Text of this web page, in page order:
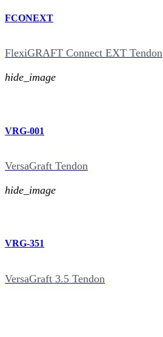
FCONEXT
FlexiGRAFT Connect EXT Tendon
hide_image
VRG-001
VersaGraft Tendon
hide_image
VRG-351
VersaGraft 3.5 Tendon